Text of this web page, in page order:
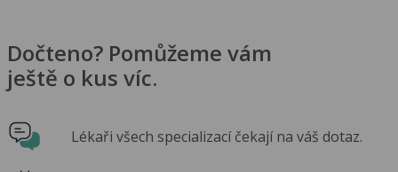
Dočteno? Pomůžeme vám
ještě o kus víc.
Lékaři všech specializací čekají na váš dotaz.